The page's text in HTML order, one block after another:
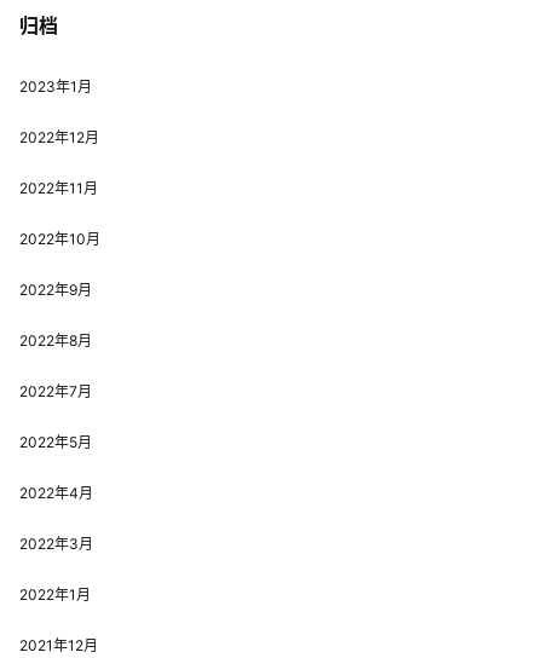
归档
2023年1月
2022年12月
2022年11月
2022年10月
2022年9月
2022年8月
2022年7月
2022年5月
2022年4月
2022年3月
2022年1月
2021年12月